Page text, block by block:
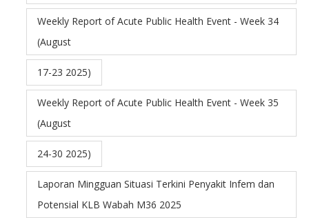
Weekly Report of Acute Public Health Event - Week 34
(August
17-23 2025)
Weekly Report of Acute Public Health Event - Week 35
(August
24-30 2025)
Laporan Mingguan Situasi Terkini Penyakit Infem dan
Potensial KLB Wabah M36 2025